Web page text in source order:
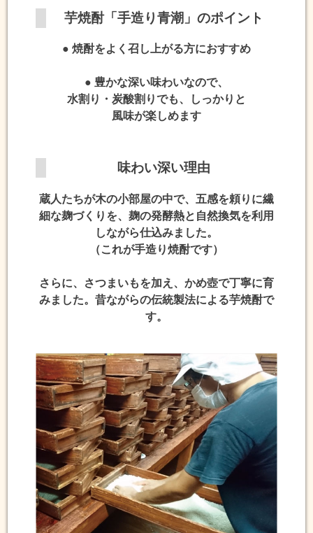
芋焼酎「手造り青潮」のポイント
● 焼酎をよく召し上がる方におすすめ
● 豊かな深い味わいなので、
水割り・炭酸割りでも、しっかりと
風味が楽しめます
味わい深い理由
蔵人たちが木の小部屋の中で、五感を頼りに繊
細な麹づくりを、麹の発酵熱と自然換気を利用
しながら仕込みました。
（これが手造り焼酎です）
さらに、さつまいもを加え、かめ壺で丁寧に育
みました。昔ながらの伝統製法による芋焼酎で
す。